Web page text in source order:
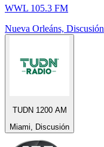
WWL 105.3 FM
Nueva Orleáns, Discusión
TUDN 1200 AM
Miami, Discusión